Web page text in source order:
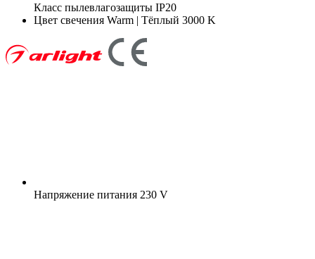
Класс пылевлагозащиты IP20
Цвет свечения Warm | Тёплый 3000 K
Напряжение питания 230 V